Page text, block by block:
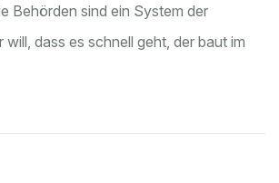
Behörden sind ein System der
will, dass es schnell geht, der baut im